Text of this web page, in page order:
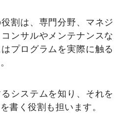
割は、専門分野、マネジ
ンサルやメンテナンスな
プログラムを実際に触る
システムを知り、それを
書く役割も担います。